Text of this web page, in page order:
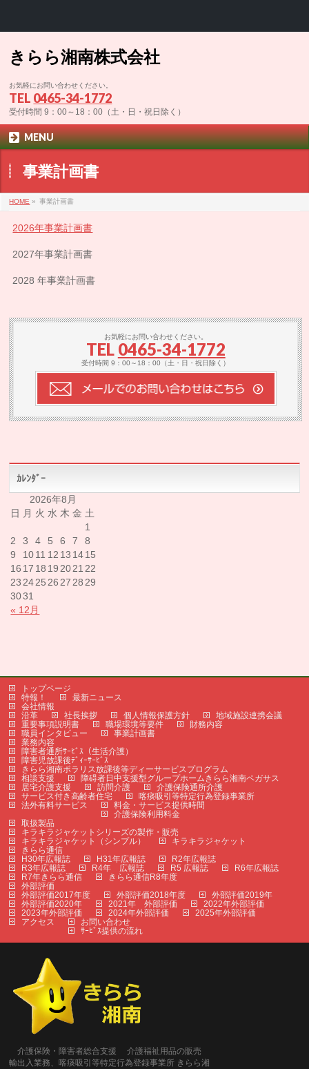
きらら湘南株式会社
お気軽にお問い合わせください。
TEL 0465-34-1772
受付時間 9：00～18：00（土・日・祝日除く）
MENU
事業計画書
HOME » 事業計画書
2026年事業計画書
2027年事業計画書
2028 年事業計画書
お気軽にお問い合わせください。
TEL 0465-34-1772
受付時間 9：00～18：00（土・日・祝日除く）
ｶﾚﾝﾀﾞｰ
2026年8月
日 月 火 水 木 金 土
« 12月
1
2
3 4 5 6 7
8
9
1011 12 13 1415
16 17 18 19 2021 22
23 2425 26 27 28 29
3031
トップページ
特報！
最新ニュース
会社情報
沿革
社長挨拶 個人情報保護方針
地域施設連携会議
重要事項説明書
職場環境等要件
財務内容
職員インタビュー
事業計画書
業務内容
障害者通所ｻｰﾋﾞｽ（生活介護）
障害児放課後ﾃﾞｨｰｻｰﾋﾞｽ
きらら湘南ポラリス放課後等ディーサービスプログラム
相談支援
障碍者日中支援型グループホームきらら湘南ペガサス
居宅介護支援
訪問介護
介護保険通所介護
サービス付き高齢者住宅
喀痰吸引等特定行為登録事業所
法外有料サービス
料金・サービス提供時間
介護保険利用料金
取扱製品
キラキラジャケットシリーズの製作・販売
キラキラジャケット（シンプル）
キラキラジャケット
きらら通信
H30年広報誌
H31年広報誌
R2年広報誌
R3年広報誌
R4年 広報誌 R5 広報誌
R6年広報誌
R7年きらら通信
きらら通信R8年度
外部評価
外部評価2017年度
外部評価2018年度
外部評価2019年
外部評価2020年
2021年 外部評価
2022年外部評価
2023年外部評価
2024年外部評価
2025年外部評価
アクセス
お問い合わせ
ｻｰﾋﾞｽ提供の流れ
介護保険・障害者総合支援 介護福祉用品の販売
輸出入業務、喀痰吸引等特定行為登録事業所 きらら湘